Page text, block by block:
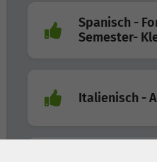
Spanisch -
Semester-
Italienisch -